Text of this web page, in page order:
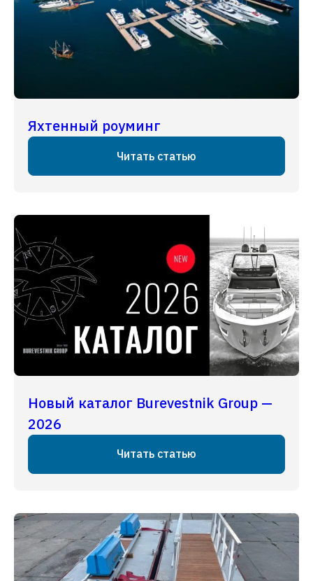
Яхтенный роуминг
Читать статью
Новый каталог Burevestnik Group —
2026
Читать статью